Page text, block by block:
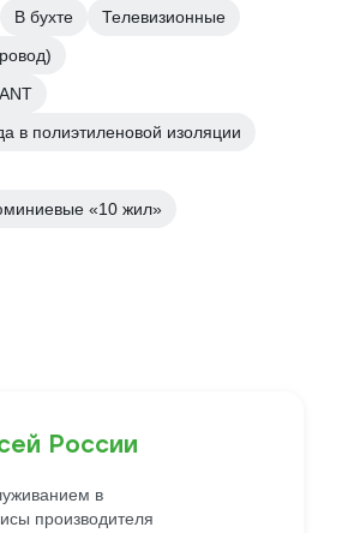
В бухте
Телевизионные
в полиэтиленовой изоляции
«10 жил»
России
в
производителя